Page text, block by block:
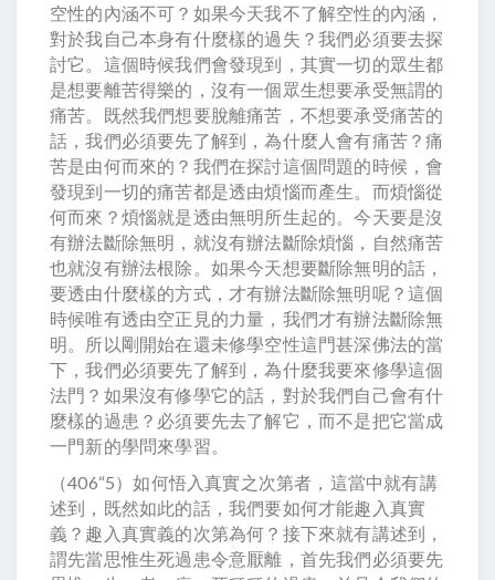
空性的內涵不可？如果今天我不了解空性的內涵，
對於我自己本身有什麼樣的過失？我們必須要去探
討它。這個時候我們會發現到，其實一切的眾生都
是想要離苦得樂的，沒有一個眾生想要承受無謂的
痛苦。既然我們想要脫離痛苦，不想要承受痛苦的
話，我們必須要先了解到，為什麼人會有痛苦？痛
苦是由何而來的？我們在探討這個問題的時候，會
發現到一切的痛苦都是透由煩惱而產生。而煩惱從
何而來？煩惱就是透由無明所生起的。今天要是沒
有辦法斷除無明，就沒有辦法斷除煩惱，自然痛苦
也就沒有辦法根除。如果今天想要斷除無明的話，
要透由什麼樣的方式，才有辦法斷除無明呢？這個
時候唯有透由空正見的力量，我們才有辦法斷除無
明。所以剛開始在還未修學空性這門甚深佛法的當
下，我們必須要先了解到，為什麼我要來修學這個
法門？如果沒有修學它的話，對於我們自己會有什
麼樣的過患？必須要先去了解它，而不是把它當成
一門新的學問來學習。
（406“5）如何悟入真實之次第者，這當中就有講
述到，既然如此的話，我們要如何才能趣入真實
義？趣入真實義的次第為何？接下來就有講述到，
謂先當思惟生死過患令意厭離，首先我們必須要先